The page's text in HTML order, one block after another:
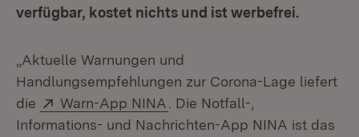
verfügbar, kostet nichts und ist werbefrei.
„Aktuelle Warnungen und
Handlungsempfehlungen zur Corona-Lage liefert
die
Extern:
Warn-App NINA (Öffnet in neuem Fenster)
. Die Notfall-,
Informations- und Nachrichten-App NINA ist das